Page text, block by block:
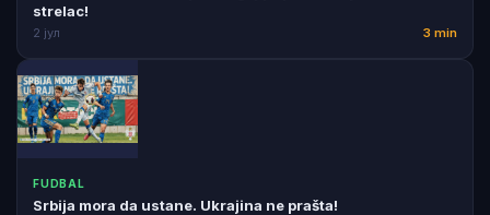
strelac!
2 јул 3 min
FUDBAL
Srbija mora da ustane. Ukrajina ne prašta!